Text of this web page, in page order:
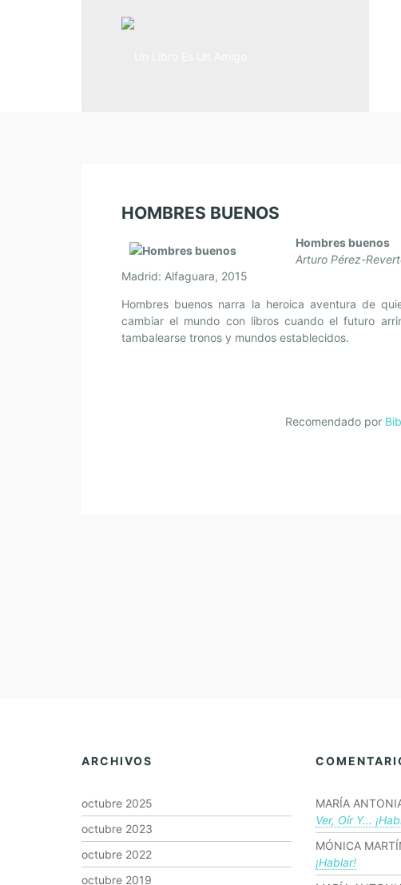
HOMBRES BUENOS
Hombres buenos
Arturo Pérez-
Madrid: Alfaguara, 2015
Hombres buenos narra la heroica aventura de
cambiar el mundo con libros cuando el futuro
tambalearse tronos y mundos establecidos.
Recomendado por
ARCHIVOS
octubre 2025
octubre 2023
octubre 2022
octubre 2019
MARÍA
Ver, Oír Y…
MÓNICA
¡hablar!